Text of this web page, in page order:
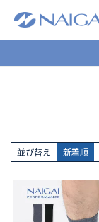
並び替え 新着順